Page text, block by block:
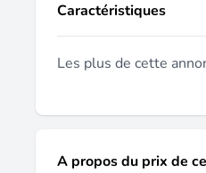
Caractéristiques
Les plus de cette
A propos du prix de